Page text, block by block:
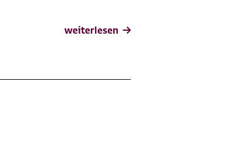
weiterlesen